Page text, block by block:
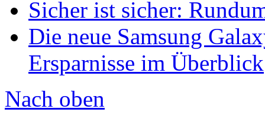
Sicher ist sicher:
Die neue Samsung
Ersparnisse im Überblick
Nach oben